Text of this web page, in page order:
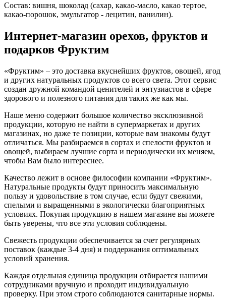
Состав: вишня, шоколад (сахар, какао-масло, какао тертое,
какао-порошок, эмульгатор - лецитин, ванилин).
Интернет-магазин орехов, фруктов и
подарков Фруктим
«Фруктим» – это доставка вкуснейших фруктов, овощей, ягод
и других натуральных продуктов со всего света. Этот сервис
создан дружной командой ценителей и энтузиастов в сфере
здорового и полезного питания для таких же как мы.
Наше меню содержит большое количество эксклюзивной
продукции, которую не найти в супермаркетах и других
магазинах, но даже те позиции, которые вам знакомы будут
отличаться. Мы разбираемся в сортах и спелости фруктов и
овощей, выбираем лучшие сорта и периодически их меняем,
чтобы Вам было интереснее.
Качество лежит в основе философии компании «Фруктим».
Натуральные продукты будут приносить максимальную
пользу и удовольствие в том случае, если будут свежими,
cпелыми и выращенными в экологически благоприятных
условиях. Покупая продукцию в нашем магазине вы можете
быть уверены, что все эти условия соблюдены.
Свежесть продукции обеспечивается за счет регулярных
поставок (каждые 3-4 дня) и поддержания оптимальных
условий хранения.
Каждая отдельная единица продукции отбирается нашими
сотрудниками вручную и проходит индивидуальную
проверку. При этом строго соблюдаются санитарные нормы.